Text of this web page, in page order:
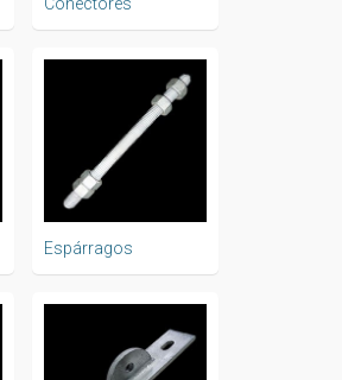
Espárragos